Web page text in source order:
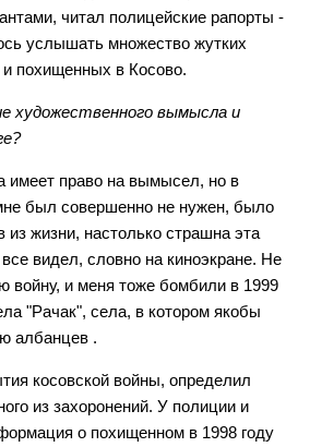
читал полицейские рапорты -
услышать множество жутких
похищенных в Косово.
художественного вымысла и
имеет право на вымысел, но в
был совершенно не нужен, было
из жизни, настолько страшна эта
видел, словно на киноэкране. Не
войну, и меня тоже бомбили в 1999
"Рачак", села, в котором якобы
албанцев .
косовской войны, определил
из захоронений. У полиции и
о похищенном в 1998 году